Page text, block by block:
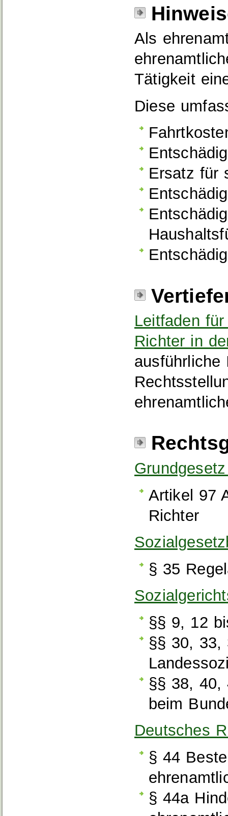
Als
Tätigkeit
Diese
Ersatz für
Leitfaden
Richter in
ausführliche
Artikel 97
Richter
§ 35
§§ 9, 12
§§ 30, 33,
§§ 38, 40,
beim
Deutsches
§ 44
§ 44a